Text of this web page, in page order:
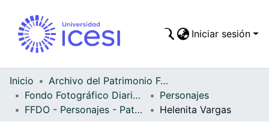
Todo DSpace
Estadísticas
Iniciar sesión
Inicio
Archivo del Patrimonio Fotográfico y Fílmico del Valle del Cauca
Fondo Fotográfico Diario Occidente
Personajes
FFDO - Personajes - Patrimonial
Helenita Vargas